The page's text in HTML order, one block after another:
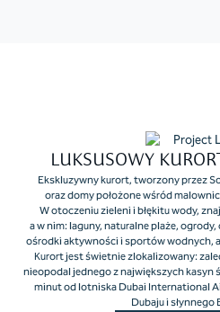
LUKSUSOWY
Ekskluzywny kurort, tworzony przez
oraz domy położone wśród
W otoczeniu zieleni i błękitu wody,
a w nim: laguny, naturalne plaże,
ośrodki aktywności i sportów wodnych,
Kurort jest świetnie zlokalizowany:
nieopodal jednego z największych kasyn
minut od lotniska Dubai International
Dubaju i słynnego